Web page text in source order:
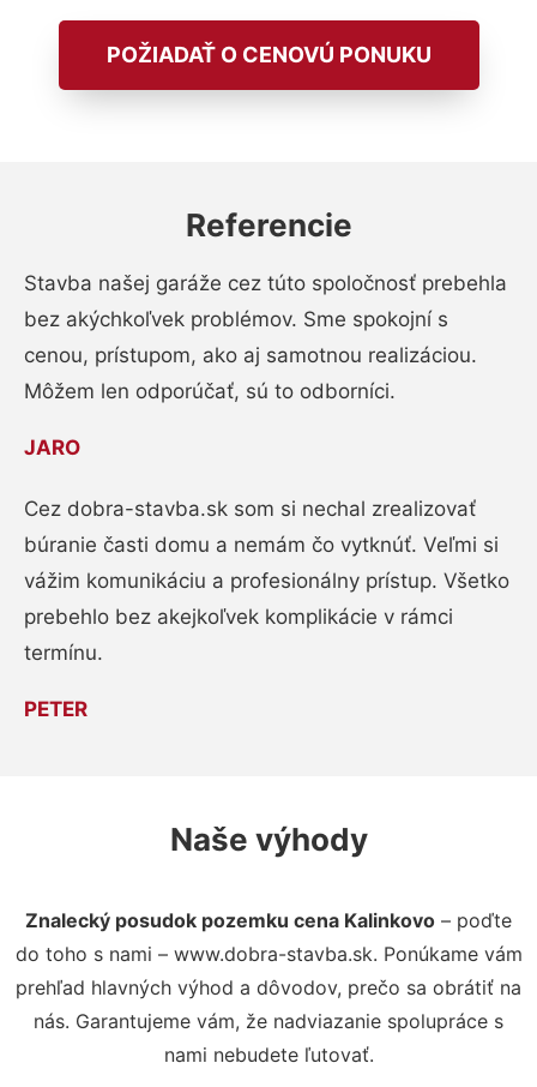
POŽIADAŤ O CENOVÚ PONUKU
Referencie
Stavba našej garáže cez túto spoločnosť prebehla
bez akýchkoľvek problémov. Sme spokojní s
cenou, prístupom, ako aj samotnou realizáciou.
Môžem len odporúčať, sú to odborníci.
JARO
Cez dobra-stavba.sk som si nechal zrealizovať
búranie časti domu a nemám čo vytknúť. Veľmi si
vážim komunikáciu a profesionálny prístup. Všetko
prebehlo bez akejkoľvek komplikácie v rámci
termínu.
PETER
Naše výhody
Znalecký posudok pozemku cena Kalinkovo – poďte
do toho s nami – www.dobra-stavba.sk. Ponúkame vám
prehľad hlavných výhod a dôvodov, prečo sa obrátiť na
nás. Garantujeme vám, že nadviazanie spolupráce s
nami nebudete ľutovať.